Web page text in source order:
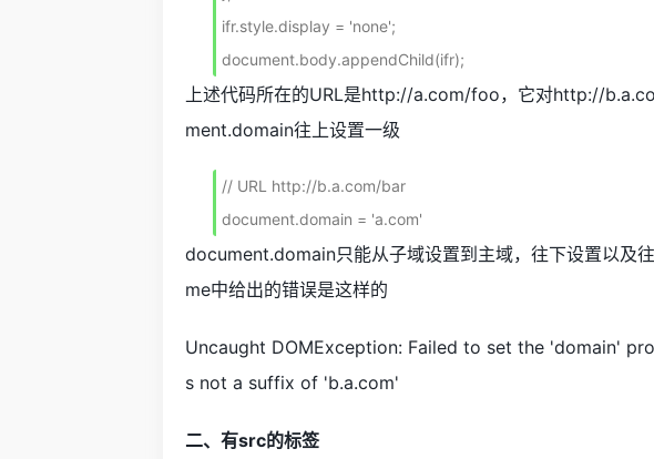
ifr.style.display = 'none';
document.body.appendChild(ifr);
上述代码所在的URL是http://a.com/foo，它对http://
ment.domain往上设置一级
// URL http://b.a.com/bar
document.domain = 'a.com'
document.domain只能从子域设置到主域，往下设置以及
me中给出的错误是这样的
Uncaught DOMException: Failed to set the 'domain'
s not a suffix of 'b.a.com'
二、有src的标签